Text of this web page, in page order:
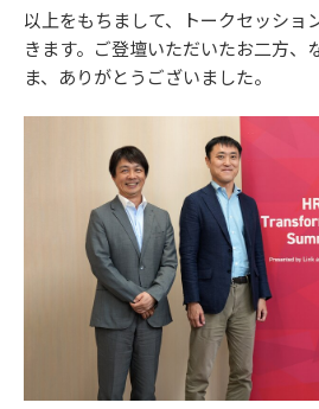
以上をもちまして、トークセッショ
きます。ご登壇いただいたお二方、
ま、ありがとうございました。​​​​​​